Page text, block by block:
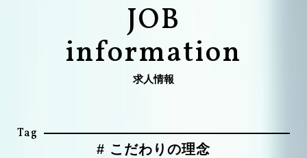
JOB
information
求人情報
Tag
# こだわりの理念